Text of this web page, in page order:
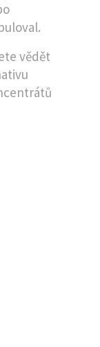
vědět